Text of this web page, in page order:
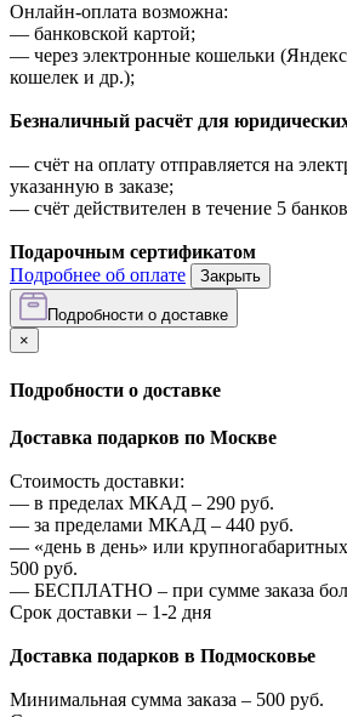
Онлайн-оплата возможна:
— банковской картой;
— через электронные кошельки
кошелек и др.);
Безналичный расчёт для
— счёт на оплату отправляется на
указанную в заказе;
— счёт действителен в течение 5
Подарочным сертификатом
Подробнее об оплате
Закрыть
Подробности о доставке
×
Подробности о доставке
Доставка подарков по Москве
Стоимость доставки:
— в пределах МКАД – 290 руб.
— за пределами МКАД – 440 руб.
— «день в день» или
500 руб.
— БЕСПЛАТНО – при сумме заказа
Срок доставки – 1-2 дня
Доставка подарков в Подмосковье
Минимальная сумма заказа – 500 руб.